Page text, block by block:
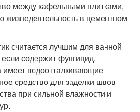
между кафельными плитками,
жизнедеятельность в цементном
считается лучшим для ванной
содержит фунгицид.
водоотталкивающие
средство для заделки швов
при сильной влажности и